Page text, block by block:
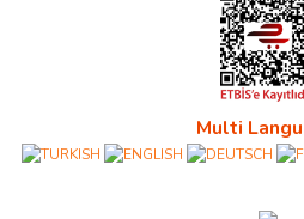
Multi